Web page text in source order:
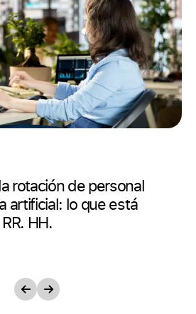
rotación de personal
artificial: lo que está
HH.